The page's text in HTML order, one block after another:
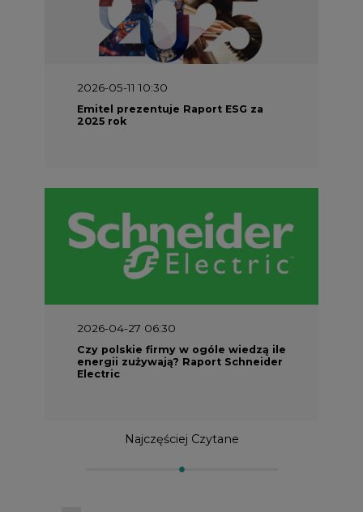
2026-05-11 10:30
Emitel prezentuje Raport ESG za
2025 rok
2026-04-27 06:30
Czy polskie firmy w ogóle wiedzą ile
energii zużywają? Raport Schneider
Electric
Najczęściej Czytane